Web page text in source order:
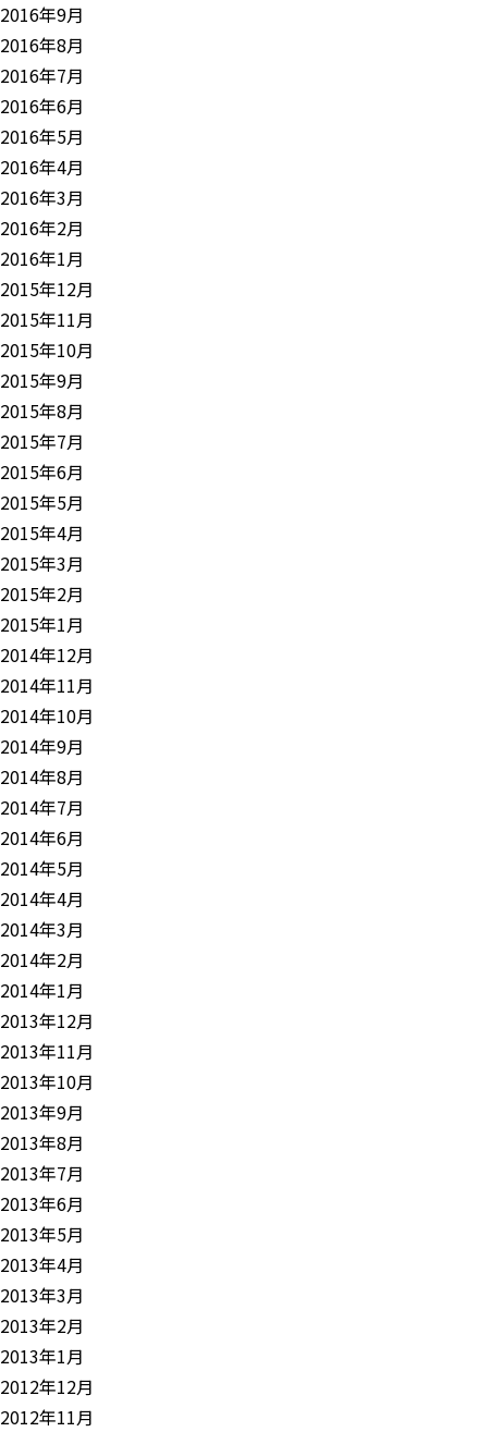
2016年9月
2016年8月
2016年7月
2016年6月
2016年5月
2016年4月
2016年3月
2016年2月
2016年1月
2015年12月
2015年11月
2015年10月
2015年9月
2015年8月
2015年7月
2015年6月
2015年5月
2015年4月
2015年3月
2015年2月
2015年1月
2014年12月
2014年11月
2014年10月
2014年9月
2014年8月
2014年7月
2014年6月
2014年5月
2014年4月
2014年3月
2014年2月
2014年1月
2013年12月
2013年11月
2013年10月
2013年9月
2013年8月
2013年7月
2013年6月
2013年5月
2013年4月
2013年3月
2013年2月
2013年1月
2012年12月
2012年11月